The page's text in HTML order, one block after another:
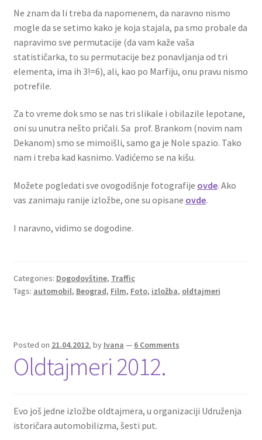
Ne znam da li treba da napomenem, da naravno nismo
mogle da se setimo kako je koja stajala, pa smo probale da
napravimo sve permutacije (da vam kaže vaša
statističarka, to su permutacije bez ponavljanja od tri
elementa, ima ih 3!=6), ali, kao po Marfiju, onu pravu nismo
potrefile.
Za to vreme dok smo se nas tri slikale i obilazile lepotane,
oni su unutra nešto pričali. Sa prof. Brankom (novim nam
Dekanom) smo se mimoišli, samo ga je Nole spazio. Tako
nam i treba kad kasnimo. Vadićemo se na kišu.
Možete pogledati sve ovogodišnje fotografije ovde. Ako
vas zanimaju ranije izložbe, one su opisane ovde.
I naravno, vidimo se dogodine.
Categories: Dogodovštine, Traffic
Tags: automobil, Beograd, Film, Foto, izložba, oldtajmeri
Posted on 21.04.2012. by Ivana — 6 Comments
Oldtajmeri 2012.
Evo još jedne izložbe oldtajmera, u organizaciji Udruženja
istoričara automobilizma, šesti put.